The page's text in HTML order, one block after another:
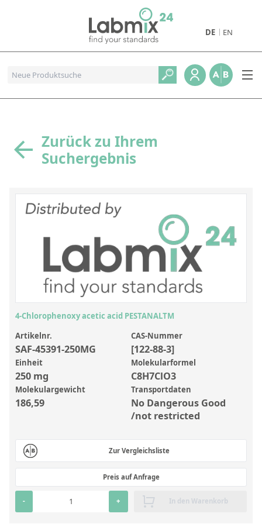
DE EN
Referenzstandards für die Industrie und Geologie
Referenzstandards für die Umweltanalytik
Referenzstandards für physikalische Eigenschaften
Organische Referenzstandards
Anorganische Referenzstandards
Laborvergleichsuntersuchungen (LVU/PT)
Laborbedarf und Verbrauchsmaterialien
Custom-Made
Übersicht: Kundenspezifische Standards
Anorganische wässrige Kundenmischungen
Elementstandards in Öl
Metallstandards | Setting Up Samples (SUS)
Kundenspezifische Polymerstandards
Pharmazeutische und organische Kundensynthesen
Zurück zu Ihrem
Suchergebnis
4-Chlorophenoxy acetic acid PESTANALTM
Artikelnr.
SAF-45391-250MG
CAS-Nummer
[122-88-3]
Einheit
250 mg
Molekularformel
C8H7ClO3
Molekulargewicht
186,59
Transportdaten
No Dangerous Good
/not restricted
Zur Vergleichsliste
Preis auf Anfrage
- + In den Warenkorb